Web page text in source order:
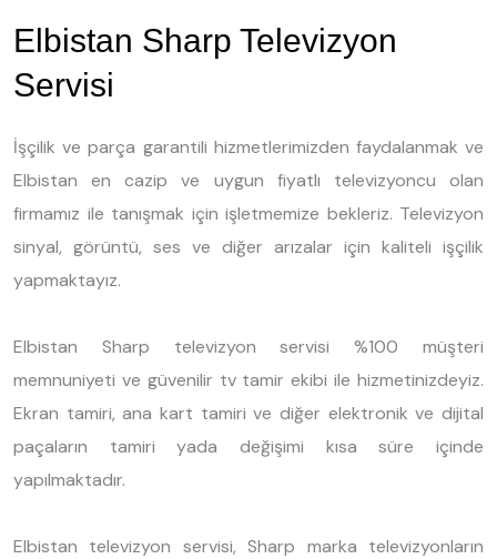
Elbistan Sharp Televizyon
Servisi
İşçilik ve parça garantili hizmetlerimizden faydalanmak ve
Elbistan en cazip ve uygun fiyatlı televizyoncu olan
firmamız ile tanışmak için işletmemize bekleriz. Televizyon
sinyal, görüntü, ses ve diğer arızalar için kaliteli işçilik
yapmaktayız.
Elbistan Sharp televizyon servisi %100 müşteri
memnuniyeti ve güvenilir tv tamir ekibi ile hizmetinizdeyiz.
Ekran tamiri, ana kart tamiri ve diğer elektronik ve dijital
paçaların tamiri yada değişimi kısa süre içinde
yapılmaktadır.
Elbistan televizyon servisi, Sharp marka televizyonların